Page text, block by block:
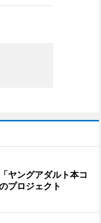
ヤングアダルト本コ
プロジェクト